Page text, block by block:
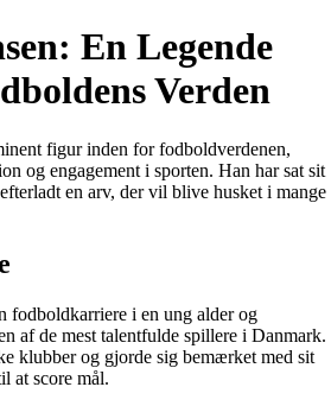
En Legende
Verden
figur inden for fodboldverdenen,
og engagement i sporten. Han har sat sit
en arv, der vil blive husket i mange
fodboldkarriere i en ung alder og
af de mest talentfulde spillere i Danmark.
klubber og gjorde sig bemærket med sit
at score mål.